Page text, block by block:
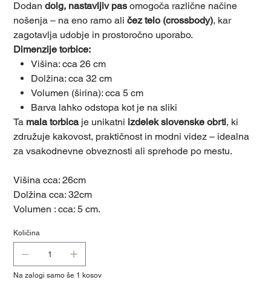
Dodandolg, nastavljiv pas omogoča različne načine
nošenja – na eno ramo aličez telo (crossbody), kar
zagotavlja udobje in prostoročno uporabo.
Dimenzije torbice:
Višina: cca 26 cm
Dolžina: cca 32 cm
Volumen (širina): cca 5 cm
Barva lahko odstopa kot je na sliki
Ta mala torbicaje unikatni izdelek slovenske obrti, ki
združuje kakovost, praktičnost in modni videz – idealna
za vsakodnevne obveznosti ali sprehode po mestu.
Višina cca: 26cm
Dolžina cca: 32cm
Volumen : cca: 5 cm.
Količina
Na zalogi samo še 1 kosov